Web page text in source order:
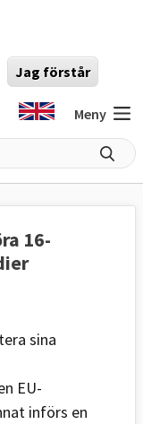
Jag förstår
Meny
16-
sina
EU-
införs en